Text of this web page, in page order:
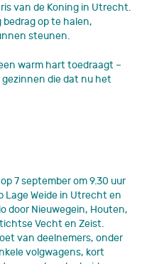
van de Koning in Utrecht.
op te halen,
steunen.
warm hart toedraagt –
die dat nu het
7 september om 9.30 uur
Weide in Utrecht en
door Nieuwegein, Houten,
Vecht en Zeist.
van deelnemers, onder
volgwagens, kort